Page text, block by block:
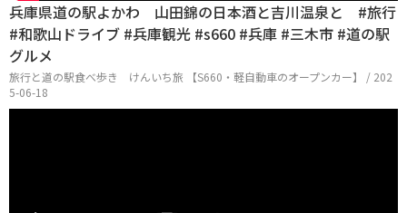
兵庫県道の駅よかわ 山田錦の日本酒と吉川温泉と #旅行
#和歌山ドライブ #兵庫観光 #s660 #兵庫 #三木市 #道の駅
グルメ
旅行と道の駅食べ歩き けんいち旅 【S660・軽自動車のオープンカー】 / 202
5-06-18